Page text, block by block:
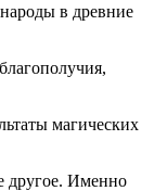
в древние
магических
другое. Именно